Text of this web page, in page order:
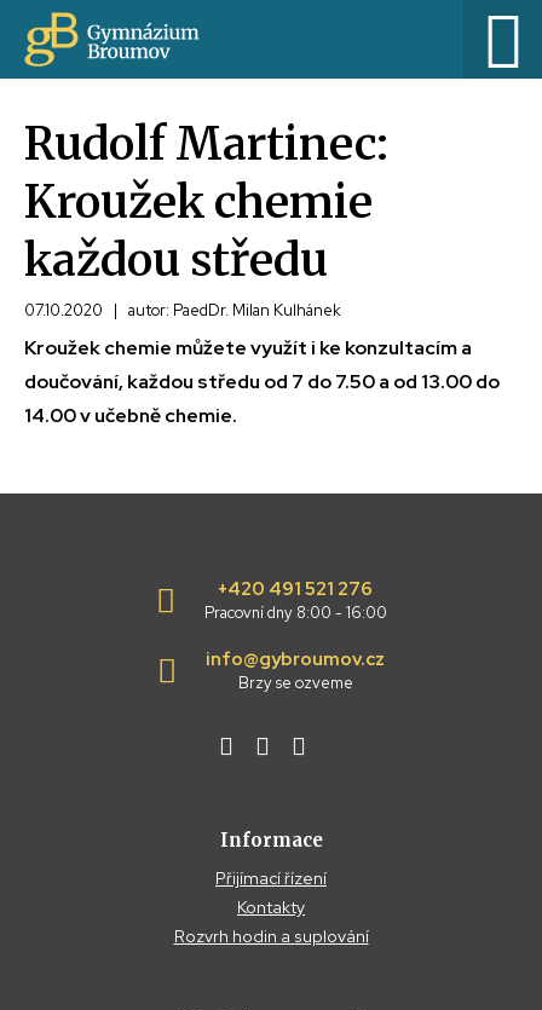
Rudolf Martinec:
Kroužek chemie
každou středu
07.10.2020 | autor: PaedDr. Milan Kulhánek
Kroužek chemie můžete využít i ke konzultacím a
doučování, každou středu od 7 do 7.50 a od 13.00 do
14.00 v učebně chemie.
+420 491 521 276
Pracovní dny 8:00 - 16:00
info@gybroumov.cz
Brzy se ozveme
Informace
Přijímací řízení
Kontakty
Rozvrh hodin a suplování